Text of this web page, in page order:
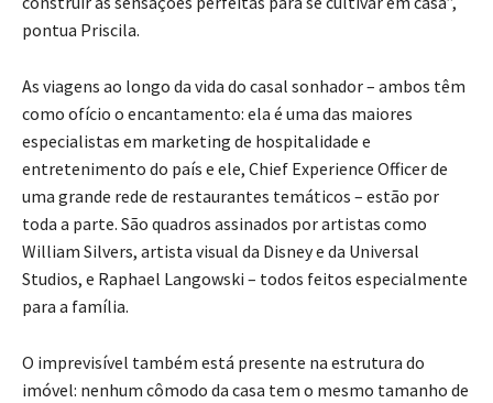
pontua Priscila.
As viagens ao longo da vida do casal sonhador – ambos têm
como ofício o encantamento: ela é uma das maiores
especialistas em marketing de hospitalidade e
entretenimento do país e ele, Chief Experience Officer de
uma grande rede de restaurantes temáticos – estão por
toda a parte. São quadros assinados por artistas como
William Silvers, artista visual da Disney e da Universal
Studios, e Raphael Langowski – todos feitos especialmente
para a família.
O imprevisível também está presente na estrutura do
imóvel: nenhum cômodo da casa tem o mesmo tamanho de